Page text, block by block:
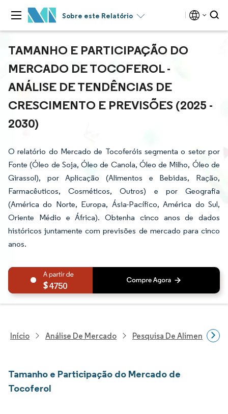
Sobre este Relatório
TAMANHO E PARTICIPAÇÃO DO
MERCADO DE TOCOFEROL -
ANÁLISE DE TENDÊNCIAS DE
CRESCIMENTO E PREVISÕES (2025 -
2030)
O relatório do Mercado de Tocoferóis segmenta o setor por
Fonte (Óleo de Soja, Óleo de Canola, Óleo de Milho, Óleo de
Girassol), por Aplicação (Alimentos e Bebidas, Ração,
Farmacêuticos, Cosméticos, Outros) e por Geografia
(América do Norte, Europa, Ásia-Pacífico, América do Sul,
Oriente Médio e África). Obtenha cinco anos de dados
históricos juntamente com previsões de mercado para cinco
anos.
4750
Início Análise De Mercado Pesquisa De Alimentos E
Tamanho e Participação do Mercado de
Tocoferol